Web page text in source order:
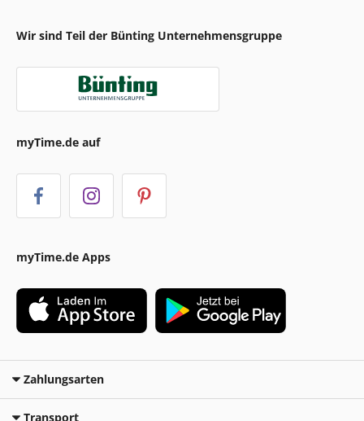
Wir sind Teil der Bünting Unternehmensgruppe
myTime.de auf
myTime.de Apps
Zahlungsarten
Transport